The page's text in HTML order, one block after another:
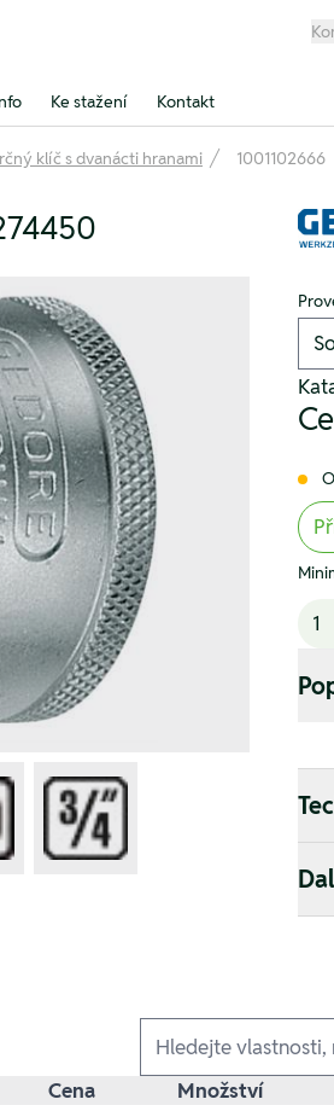
Ke stažení Kontakt
klíč s dvanácti hranami 1001102666
Ausführungen
Cena
Množství